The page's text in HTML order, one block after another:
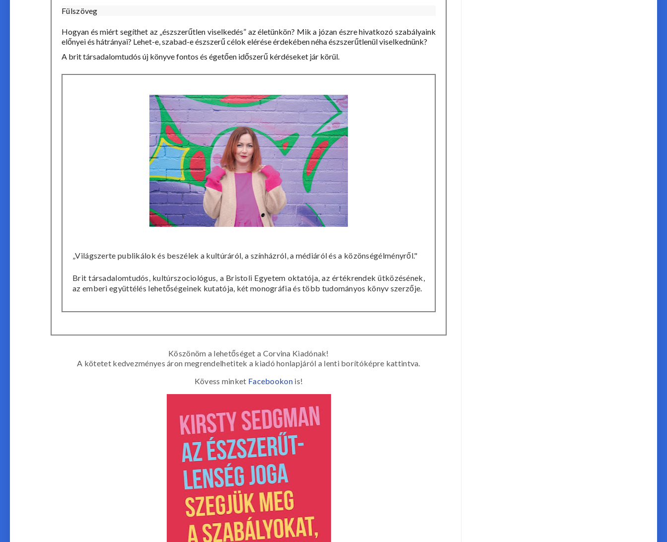
Fülszöveg
Hogyan és miért segíthet az „észszerűtlen viselkedés” az életünkön? Mik a józan észre hivatkozó szabályaink
előnyei és hátrányai? Lehet-e, szabad-e észszerű célok elérése érdekében néha észszerűtlenül viselkednünk?
A brit társadalomtudós új könyve fontos és égetően időszerű kérdéseket jár körül.
„Világszerte publikálok és beszélek a kultúráról, a színházról, a médiáról és a közönségélményről."
Brit társadalomtudós, kultúrszociológus, a Bristoli Egyetem oktatója, az értékrendek ütközésének,
az emberi együttélés lehetőségeinek kutatója, két monográfia és több tudományos könyv szerzője.
Köszönöm a lehetőséget a Corvina Kiadónak!
A kötetet kedvezményes áron megrendelhetitek a kiadó honlapjáról a lenti borítóképre kattintva.
Kövess minket Facebookon is!